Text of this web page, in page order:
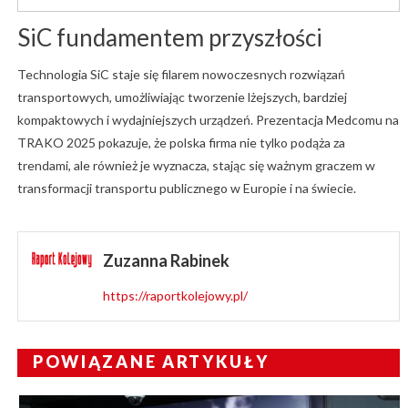
SiC fundamentem przyszłości
Technologia SiC staje się filarem nowoczesnych rozwiązań
transportowych, umożliwiając tworzenie lżejszych, bardziej
kompaktowych i wydajniejszych urządzeń. Prezentacja Medcomu na
TRAKO 2025 pokazuje, że polska firma nie tylko podąża za
trendami, ale również je wyznacza, stając się ważnym graczem w
transformacji transportu publicznego w Europie i na świecie.
Zuzanna Rabinek
https://raportkolejowy.pl/
POWIĄZANE ARTYKUŁY